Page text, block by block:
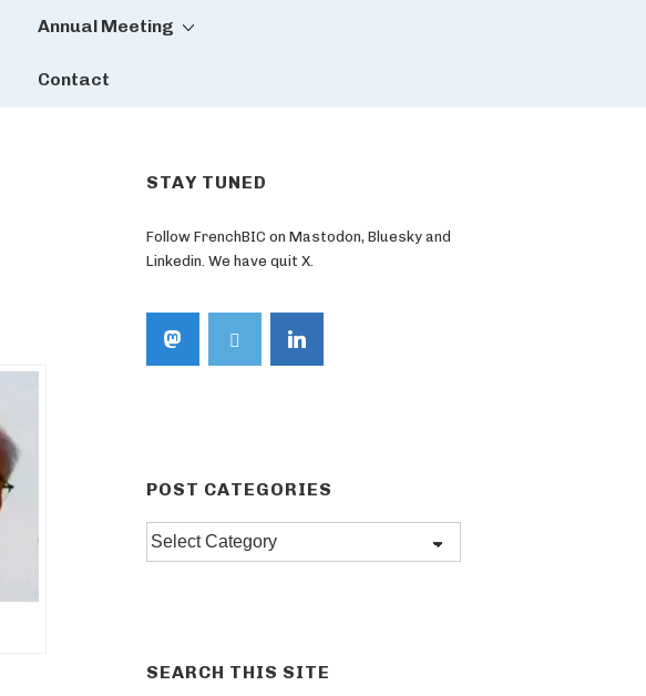
Annual Meeting
Contact
STAY TUNED
Follow FrenchBIC on Mastodon, Bluesky and
Linkedin. We have quit X.
POST CATEGORIES
Post
SEARCH THIS SITE